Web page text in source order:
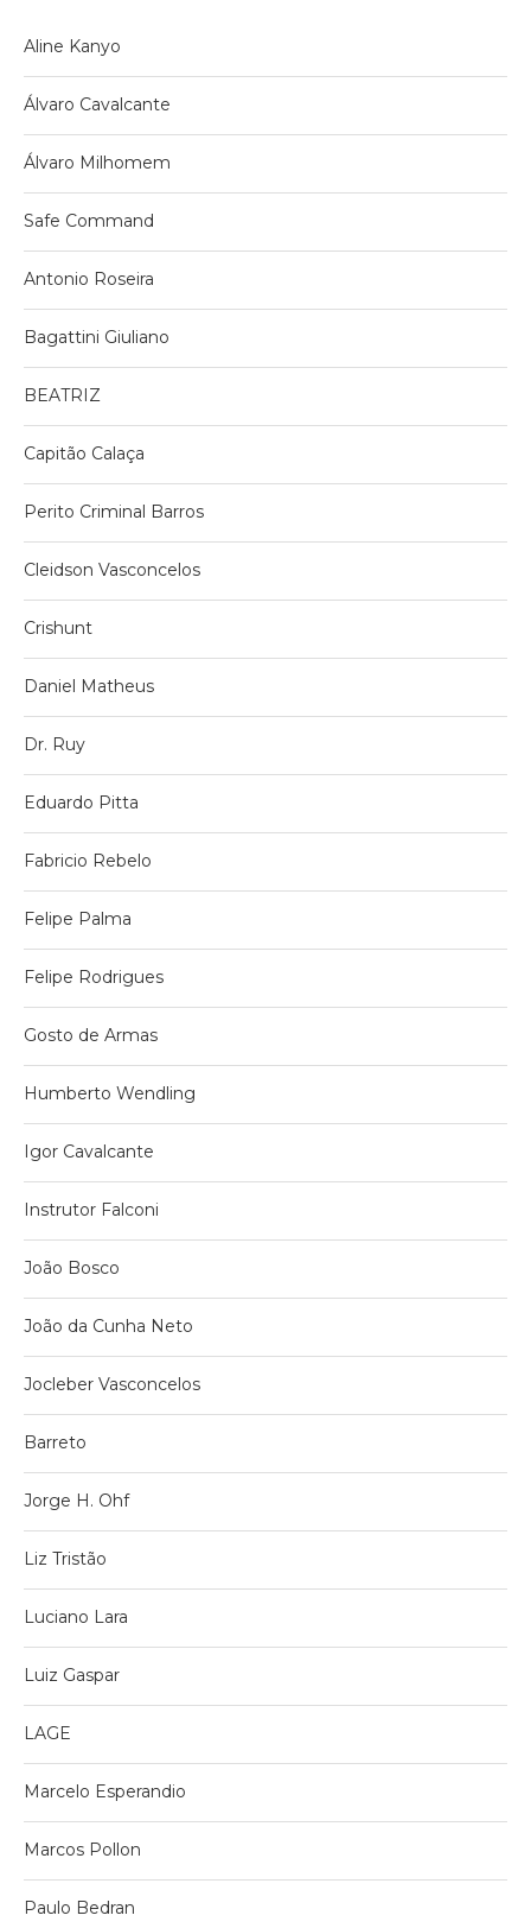
Aline Kanyo
Álvaro Cavalcante
Álvaro Milhomem
Safe Command
Antonio Roseira
Bagattini Giuliano
BEATRIZ
Capitão Calaça
Perito Criminal Barros
Cleidson Vasconcelos
Crishunt
Daniel Matheus
Dr. Ruy
Eduardo Pitta
Fabricio Rebelo
Felipe Palma
Felipe Rodrigues
Gosto de Armas
Humberto Wendling
Igor Cavalcante
Instrutor Falconi
João Bosco
João da Cunha Neto
Jocleber Vasconcelos
Barreto
Jorge H. Ohf
Liz Tristão
Luciano Lara
Luiz Gaspar
LAGE
Marcelo Esperandio
Marcos Pollon
Paulo Bedran